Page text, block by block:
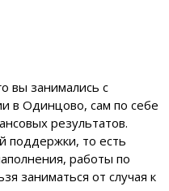
вы занимались с
в Одинцово, сам по себе
результатов.
поддержки, то есть
работы по
заниматься от случая к